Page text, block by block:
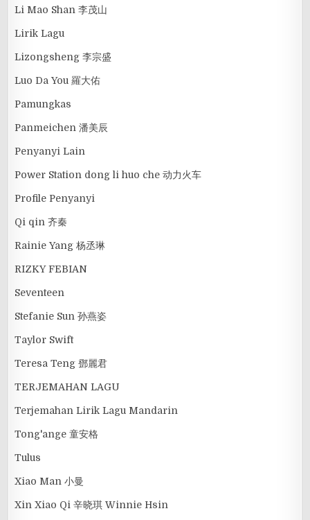
Li Mao Shan 李茂山
Lirik Lagu
Lizongsheng 李宗盛
Luo Da You 羅大佑
Pamungkas
Panmeichen 潘美辰
Penyanyi Lain
Power Station dong li huo che 动力火车
Profile Penyanyi
Qi qin 齐秦
Rainie Yang 杨丞琳
RIZKY FEBIAN
Seventeen
Stefanie Sun 孙燕姿
Taylor Swift
Teresa Teng 鄧麗君
TERJEMAHAN LAGU
Terjemahan Lirik Lagu Mandarin
Tong'ange 童安格
Tulus
Xiao Man 小曼
Xin Xiao Qi 辛晓琪 Winnie Hsin